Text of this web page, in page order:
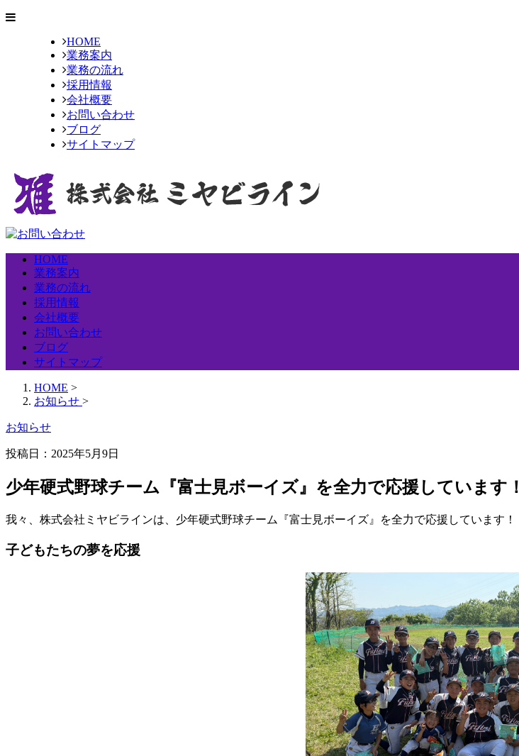
HOME
業務案内
業務の流れ
採用情報
会社概要
お問い合わせ
ブログ
サイトマップ
HOME
業務案内
業務の流れ
採用情報
会社概要
お問い合わせ
ブログ
サイトマップ
HOME >
お知らせ >
お知らせ
投稿日： 2025年5月9日
少年硬式野球チーム『富士見ボーイズ』を全力で応援しています！
我々、株式会社ミヤビラインは、少年硬式野球チーム『富士見ボーイズ』を全力で応援しています！
子どもたちの夢を応援